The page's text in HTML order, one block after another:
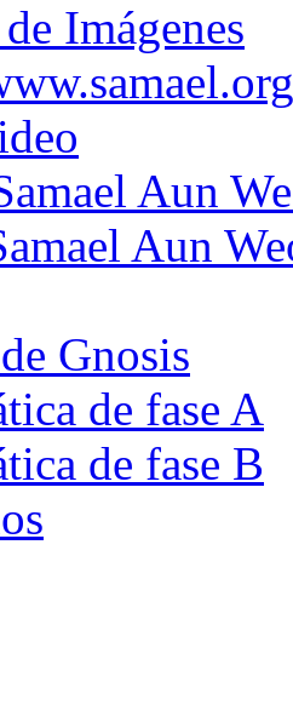
Imágenes
Aun
Aun
Gnosis
de fase A
de fase B